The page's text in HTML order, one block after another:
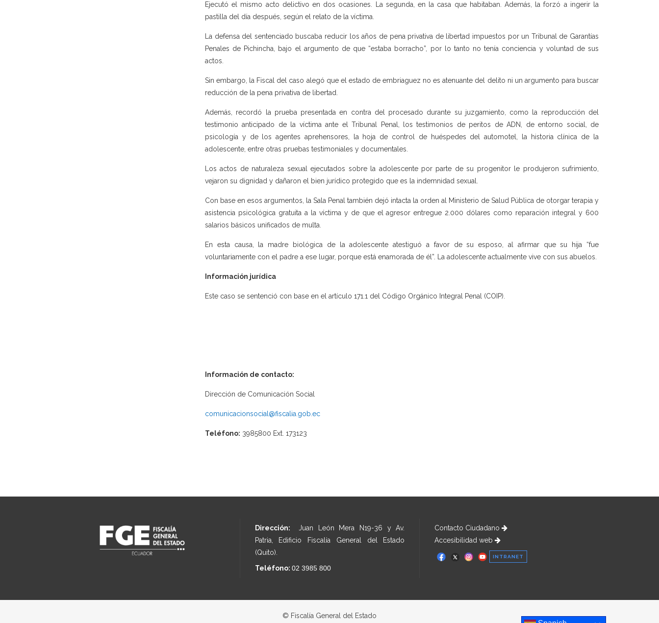
Ejecutó el mismo acto delictivo en dos ocasiones. La segunda, en la casa que habitaban. Además, la forzó a ingerir la
pastilla del día después, según el relato de la víctima.
La defensa del sentenciado buscaba reducir los años de pena privativa de libertad impuestos por un Tribunal de Garantías
Penales de Pichincha, bajo el argumento de que “estaba borracho”, por lo tanto no tenía conciencia y voluntad de sus
actos.
Sin embargo, la Fiscal del caso alegó que el estado de embriaguez no es atenuante del delito ni un argumento para buscar
reducción de la pena privativa de libertad.
Además, recordó la prueba presentada en contra del procesado durante su juzgamiento, como la reproducción del
testimonio anticipado de la víctima ante el Tribunal Penal, los testimonios de peritos de ADN, de entorno social, de
psicología y de los agentes aprehensores, la hoja de control de huéspedes del automotel, la historia clínica de la
adolescente, entre otras pruebas testimoniales y documentales.
Los actos de naturaleza sexual ejecutados sobre la adolescente por parte de su progenitor le produjeron sufrimiento,
vejaron su dignidad y dañaron el bien jurídico protegido que es la indemnidad sexual.
Con base en esos argumentos, la Sala Penal también dejó intacta la orden al Ministerio de Salud Pública de otorgar terapia y
asistencia psicológica gratuita a la víctima y de que el agresor entregue 2.000 dólares como reparación integral y 600
salarios básicos unificados de multa.
En esta causa, la madre biológica de la adolescente atestiguó a favor de su esposo, al afirmar que su hija “fue
voluntariamente con el padre a ese lugar, porque está enamorada de él”. La adolescente actualmente vive con sus abuelos.
Información jurídica
Este caso se sentenció con base en el artículo 171.1 del Código Orgánico Integral Penal (COIP).
Información de contacto:
Dirección de Comunicación Social
comunicacionsocial@fiscalia.gob.ec
Teléfono: 3985800 Ext. 173123
Dirección: Juan León Mera N19-36 y Av.
Patria, Edificio Fiscalía General del Estado
(Quito).
Teléfono: 02 3985 800
Contacto Ciudadano
Accesibilidad web
INTRANET
© Fiscalía General del Estado